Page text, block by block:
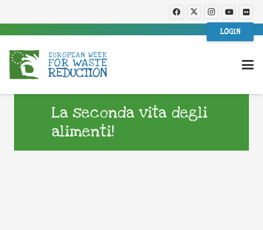
LOGIN
La seconda vita degli
alimenti!